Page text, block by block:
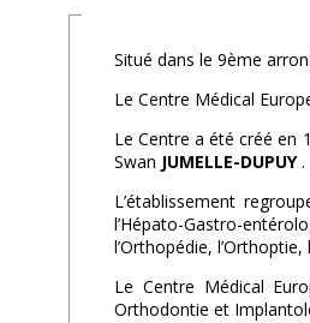
Situé dans le 9ème
Le Centre Médical
Le Centre a été créé en
Swan JUMELLE-DUPUY .
L’établissement
l’Hépato-Gastro-
l’Orthopédie,
Le Centre Médical
Orthodontie et